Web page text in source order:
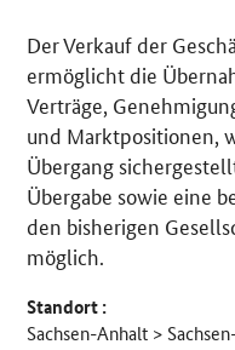
Der Verkauf der
ermöglicht die
Verträge,
und Marktpositionen,
Übergang
Übergabe sowie eine
den bisherigen
möglich.
Standort :
Sachsen-Anhalt >